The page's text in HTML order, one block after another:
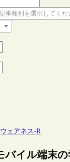
事種別を選択してくだ
選択してください
ェアネス-R
バイル端末の